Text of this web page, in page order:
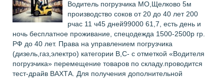
Водитель погрузчика МО,Щелково 5м
производство соков от 20 до 40 лет 200
рчас 11 ч45 дней99000 61,7, есть день и
ночь бесплатное проживание, спецодежда 1500-2500р гр.
РФ до 40 лет. Права на управлением погрузчика
(дизель,газ,электро) категории B,C- с отметкой «Водителя
погрузчика» перемещение товаров по складу.проводится
тест-драйв ВАХТА. Для получения дополнительной